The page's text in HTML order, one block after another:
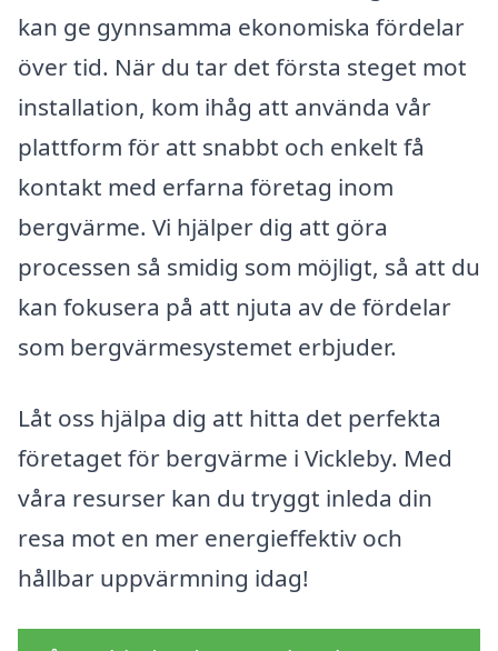
kan ge gynnsamma ekonomiska fördelar
över tid. När du tar det första steget mot
installation, kom ihåg att använda vår
plattform för att snabbt och enkelt få
kontakt med erfarna företag inom
bergvärme. Vi hjälper dig att göra
processen så smidig som möjligt, så att du
kan fokusera på att njuta av de fördelar
som bergvärmesystemet erbjuder.
Låt oss hjälpa dig att hitta det perfekta
företaget för bergvärme i Vickleby. Med
våra resurser kan du tryggt inleda din
resa mot en mer energieffektiv och
hållbar uppvärmning idag!